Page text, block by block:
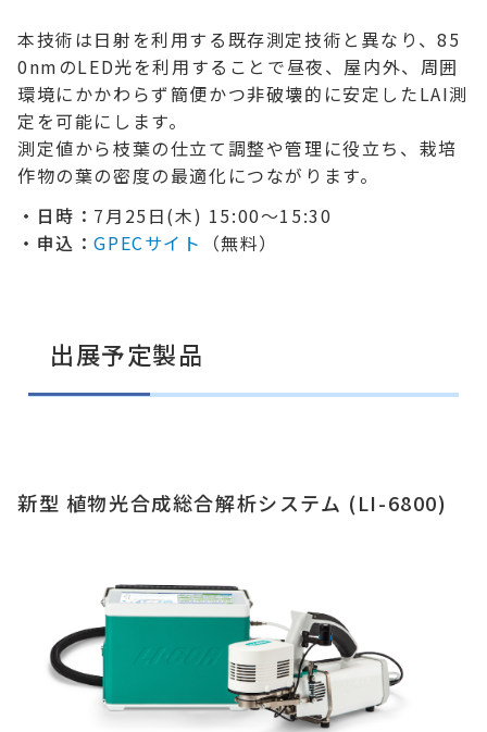
本技術は日射を利用する既存測定技術と異なり、85
0nmのLED光を利用することで昼夜、屋内外、周囲
環境にかかわらず簡便かつ非破壊的に安定したLAI測
定を可能にします。
測定値から枝葉の仕立て調整や管理に役立ち、栽培
作物の葉の密度の最適化につながります。
・日時： 7月25日(木) 15:00～15:30
・申込：GPECサイト （無料）
出展予定製品
新型 植物光合成総合解析システム (LI-6800)